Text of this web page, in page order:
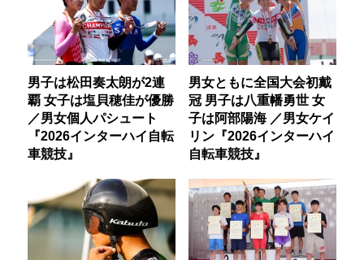
男子は松田奏太朗が2連
覇 女子は塩貝穂佳が優勝
／男女個人パシュート
『2026インターハイ自転
車競技』
男女ともに全国大会初戴
冠 男子は八重幡勇世 女
子は阿部陽海 ／男女ケイ
リン『2026インターハイ
自転車競技』